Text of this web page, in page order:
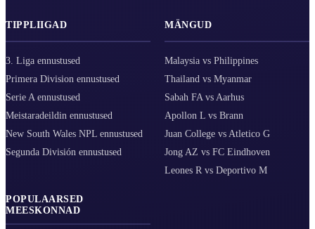
TIPPLIIGAD
3. Liga ennustused
Primera Division ennustused
Serie A ennustused
Meistaradeildin ennustused
New South Wales NPL ennustused
Segunda División ennustused
MÄNGUD
Malaysia vs Philippines
Thailand vs Myanmar
Sabah FA vs Aarhus
Apollon L vs Brann
Juan College vs Atletico G
Jong AZ vs FC Eindhoven
Leones R vs Deportivo M
POPULAARSED
MEESKONNAD